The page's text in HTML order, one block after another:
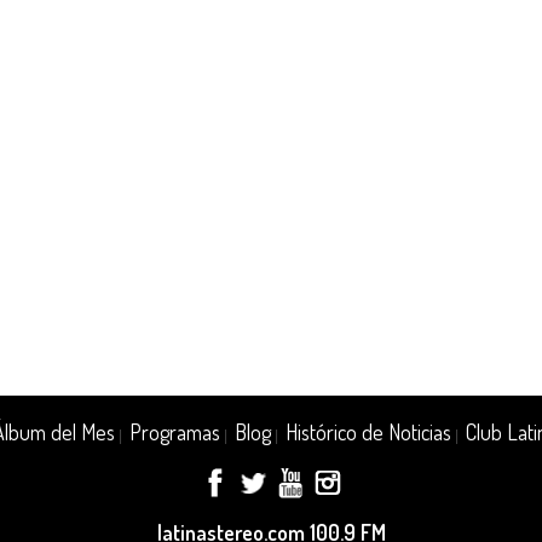
del Mes Programas Blog| Histórico de Noticias Club
latinastereo.com 100.9 FM